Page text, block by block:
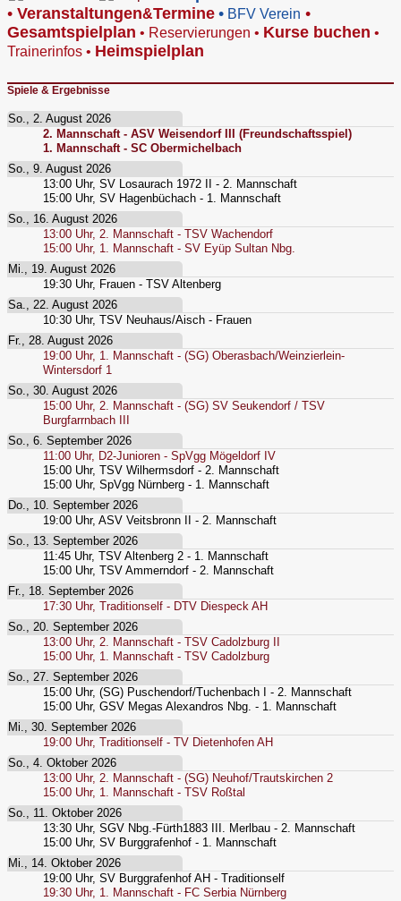
• Veranstaltungen&Termine • BFV Verein •
Gesamtspielplan • Reservierungen • Kurse buchen •
Trainerinfos • Heimspielplan
Spiele & Ergebnisse
So., 2. August 2026
2. Mannschaft - ASV Weisendorf III (Freundschaftsspiel)
1. Mannschaft - SC Obermichelbach
So., 9. August 2026
13:00 Uhr, SV Losaurach 1972 II - 2. Mannschaft
15:00 Uhr, SV Hagenbüchach - 1. Mannschaft
So., 16. August 2026
13:00 Uhr, 2. Mannschaft - TSV Wachendorf
15:00 Uhr, 1. Mannschaft - SV Eyüp Sultan Nbg.
Mi., 19. August 2026
19:30 Uhr, Frauen - TSV Altenberg
Sa., 22. August 2026
10:30 Uhr, TSV Neuhaus/Aisch - Frauen
Fr., 28. August 2026
19:00 Uhr, 1. Mannschaft - (SG) Oberasbach/Weinzierlein-
Wintersdorf 1
So., 30. August 2026
15:00 Uhr, 2. Mannschaft - (SG) SV Seukendorf / TSV
Burgfarrnbach III
So., 6. September 2026
11:00 Uhr, D2-Junioren - SpVgg Mögeldorf IV
15:00 Uhr, TSV Wilhermsdorf - 2. Mannschaft
15:00 Uhr, SpVgg Nürnberg - 1. Mannschaft
Do., 10. September 2026
19:00 Uhr, ASV Veitsbronn II - 2. Mannschaft
So., 13. September 2026
11:45 Uhr, TSV Altenberg 2 - 1. Mannschaft
15:00 Uhr, TSV Ammerndorf - 2. Mannschaft
Fr., 18. September 2026
17:30 Uhr, Traditionself - DTV Diespeck AH
So., 20. September 2026
13:00 Uhr, 2. Mannschaft - TSV Cadolzburg II
15:00 Uhr, 1. Mannschaft - TSV Cadolzburg
So., 27. September 2026
15:00 Uhr, (SG) Puschendorf/Tuchenbach I - 2. Mannschaft
15:00 Uhr, GSV Megas Alexandros Nbg. - 1. Mannschaft
Mi., 30. September 2026
19:00 Uhr, Traditionself - TV Dietenhofen AH
So., 4. Oktober 2026
13:00 Uhr, 2. Mannschaft - (SG) Neuhof/Trautskirchen 2
15:00 Uhr, 1. Mannschaft - TSV Roßtal
So., 11. Oktober 2026
13:30 Uhr, SGV Nbg.-Fürth1883 III. Merlbau - 2. Mannschaft
15:00 Uhr, SV Burggrafenhof - 1. Mannschaft
Mi., 14. Oktober 2026
19:00 Uhr, SV Burggrafenhof AH - Traditionself
19:30 Uhr, 1. Mannschaft - FC Serbia Nürnberg